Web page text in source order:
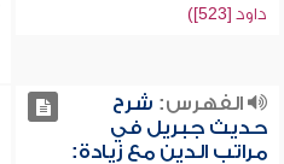
داود [523])
الفهرس: شرح
حديث جبريل في
مراتب الدين مع زيادة: